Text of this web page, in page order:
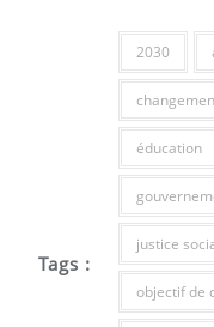
Tags :
2030
éducation
justice
objectif de